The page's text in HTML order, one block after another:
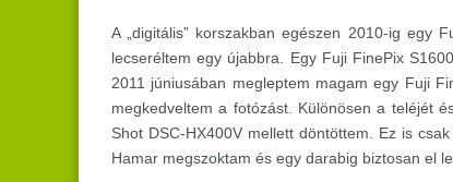
A „digitális” korszakban egészen 2010-ig egy
lecseréltem egy újabbra. Egy Fuji FinePix
2011 júniusában megleptem magam egy Fuji
megkedveltem a fotózást. Különösen a teléjét
Shot DSC-HX400V mellett döntöttem. Ez is
Hamar megszoktam és egy darabig biztosan el